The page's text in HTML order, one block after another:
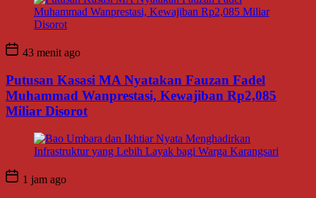
43 menit ago
Putusan Kasasi MA Nyatakan Fauzan Fadel
Muhammad Wanprestasi, Kewajiban Rp2,085
Miliar Disorot
1 jam ago